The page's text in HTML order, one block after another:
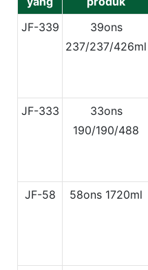
JF-339
39ons
237/237/426ml
JF-333
33ons
190/190/488
JF-58
58ons 1720ml